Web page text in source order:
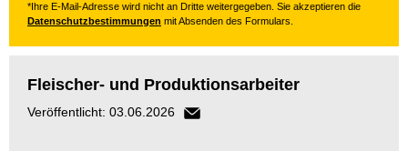
*Ihre E-Mail-Adresse wird nicht an Dritte weitergegeben. Sie akzeptieren die
Datenschutzbestimmungen mit Absenden des Formulars.
Fleischer- und Produktionsarbeiter
Veröffentlicht: 03.06.2026